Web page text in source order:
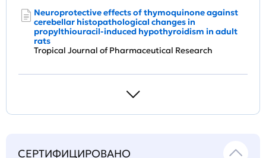
Neuroprotective effects of thymoquinone against
cerebellar histopathological changes in
propylthiouracil-induced hypothyroidism in adult
rats
Tropical Journal of Pharmaceutical Research
СЕРТИФИЦИРОВАНО